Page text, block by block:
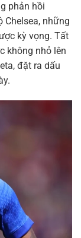
phản hồi
những
kỳ vọng. Tất
không nhỏ lên
đặt ra dấu